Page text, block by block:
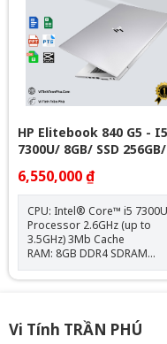
HP Elitebook 840 G5 - I5
7300U/ 8GB/ SSD 256GB/
6,550,000 ₫
CPU: Intel® Core™ i5 7300U
Processor 2.6GHz (up to
3.5GHz) 3Mb Cache
RAM: 8GB DDR4 SDRAM
2400MHz Đĩa cứng: 256 M.2
PCIe NVMe Solid State
Webcam slim (1920×1080)
Card đồ họa: Intel® UHD
Vi Tính TRẦN PHÚ